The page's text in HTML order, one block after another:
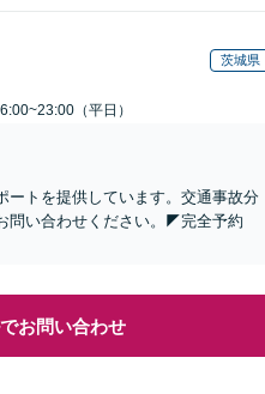
茨城県
（平日）
ートを提供しています。交通事故分
問い合わせください。◤完全予約
お問い合わせ